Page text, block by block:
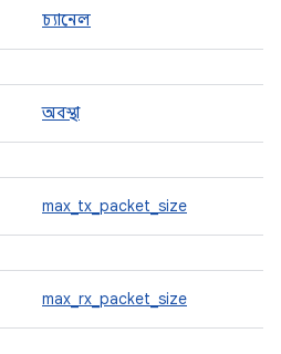
চ্যানেল
অবস্থা
max_tx_packet_size
max_rx_packet_size